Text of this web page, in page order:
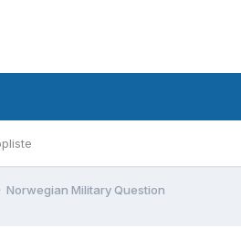
Norwegian Military Question